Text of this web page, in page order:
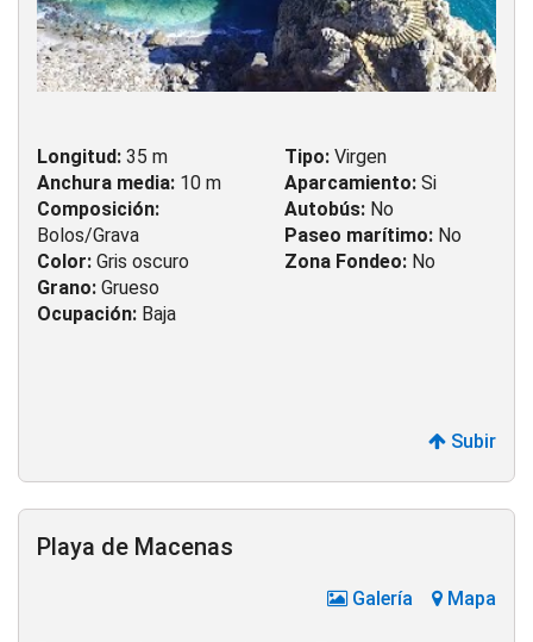
Longitud: 35 m
Anchura media: 10 m
Composición:
Bolos/Grava
Color: Gris oscuro
Grano: Grueso
Ocupación: Baja
Tipo: Virgen
Aparcamiento: Si
Autobús: No
Paseo marítimo: No
Zona Fondeo: No
Subir
Playa de Macenas
Galería Mapa